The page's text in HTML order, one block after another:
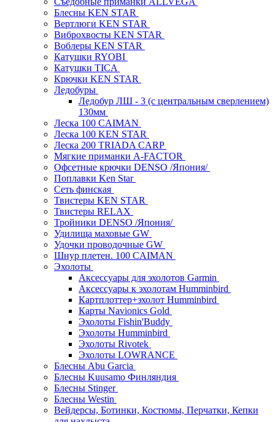
Блесны KEN STAR
Вертлюги KEN STAR
Виброхвосты KEN STAR
Воблеры KEN STAR
Катушки RYOBI
Катушки TICA
Крючки KEN STAR
Ледобуры
Ледобур ЛШ - 3 (с центральным сверлением)
130мм
Леска 100 CAIMAN
Леска 100 KEN STAR
Леска 200 TRIADA CARP
Мягкие приманки A-FACTOR
Офсетные крючки DENSO /Япония/
Поплавки Ken Star
Сеть финская
Твистеры KEN STAR
Твистеры RELAX
Тройники DENSO /Япония/
Удилища маховые GW
Удочки проводочные GW
Шнур плетен. 100 CAIMAN
Эхолоты
Аксессуары для эхолотов Garmin
Аксессуары к эхолотам Humminbird
Картплоттер+эхолот Humminbird
Карты Navionics Gold
Эхолоты Fishin'Buddy
Эхолоты Humminbird
Эхолоты Rivotek
Эхолоты LOWRANCE
Блесны Abu Garcia
Блесны Kuusamo Финляндия
Блесны Stinger
Блесны Westin
Вейдерсы, Ботинки, Костюмы, Перчатки, Кепки